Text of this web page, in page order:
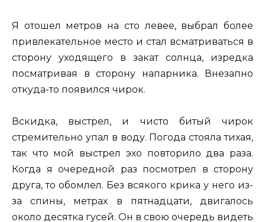
Я отошел метров на сто левее, выбрал более
привлекательное место и стал всматриваться в
сторону уходящего в закат солнца, изредка
посматривая в сторону напарника. Внезапно
откуда-то появился чирок.
Вскидка, выстрел, и чисто битый чирок
стремительно упал в воду. Погода стояла тихая,
так что мой выстрел эхо повторило два раза.
Когда я очередной раз посмотрел в сторону
друга, то обомлел. Без всякого крика у него из-
за спины, метрах в пятнадцати, двигалось
около десятка гусей. Он в свою очередь видеть